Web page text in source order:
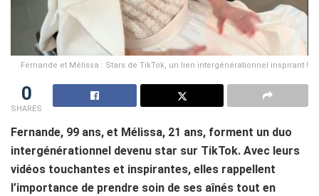
Fernande et Mélissa : Stars de TikTok, un lien intergénérationnel inspirant !
0
SHARES
Fernande, 99 ans, et Mélissa, 21 ans, forment un duo
intergénérationnel devenu star sur TikTok. Avec leurs
vidéos touchantes et inspirantes, elles rappellent
l’importance de prendre soin de ses aînés tout en